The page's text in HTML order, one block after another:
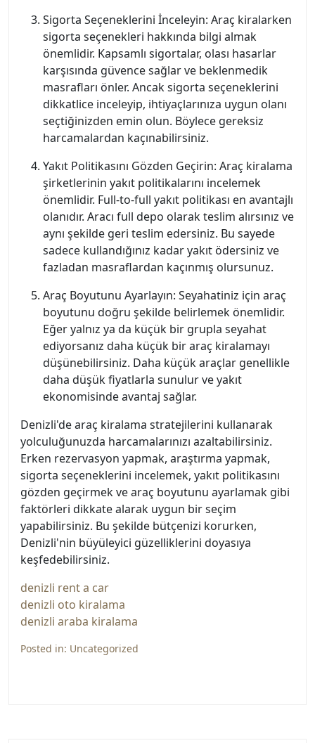
Sigorta Seçeneklerini İnceleyin: Araç kiralarken
sigorta seçenekleri hakkında bilgi almak
önemlidir. Kapsamlı sigortalar, olası hasarlar
karşısında güvence sağlar ve beklenmedik
masrafları önler. Ancak sigorta seçeneklerini
dikkatlice inceleyip, ihtiyaçlarınıza uygun olanı
seçtiğinizden emin olun. Böylece gereksiz
harcamalardan kaçınabilirsiniz.
Yakıt Politikasını Gözden Geçirin: Araç kiralama
şirketlerinin yakıt politikalarını incelemek
önemlidir. Full-to-full yakıt politikası en avantajlı
olanıdır. Aracı full depo olarak teslim alırsınız ve
aynı şekilde geri teslim edersiniz. Bu sayede
sadece kullandığınız kadar yakıt ödersiniz ve
fazladan masraflardan kaçınmış olursunuz.
Araç Boyutunu Ayarlayın: Seyahatiniz için araç
boyutunu doğru şekilde belirlemek önemlidir.
Eğer yalnız ya da küçük bir grupla seyahat
ediyorsanız daha küçük bir araç kiralamayı
düşünebilirsiniz. Daha küçük araçlar genellikle
daha düşük fiyatlarla sunulur ve yakıt
ekonomisinde avantaj sağlar.
Denizli'de araç kiralama stratejilerini kullanarak
yolculuğunuzda harcamalarınızı azaltabilirsiniz.
Erken rezervasyon yapmak, araştırma yapmak,
sigorta seçeneklerini incelemek, yakıt politikasını
gözden geçirmek ve araç boyutunu ayarlamak gibi
faktörleri dikkate alarak uygun bir seçim
yapabilirsiniz. Bu şekilde bütçenizi korurken,
Denizli'nin büyüleyici güzelliklerini doyasıya
keşfedebilirsiniz.
denizli rent a car
denizli oto kiralama
denizli araba kiralama
Posted in: Uncategorized